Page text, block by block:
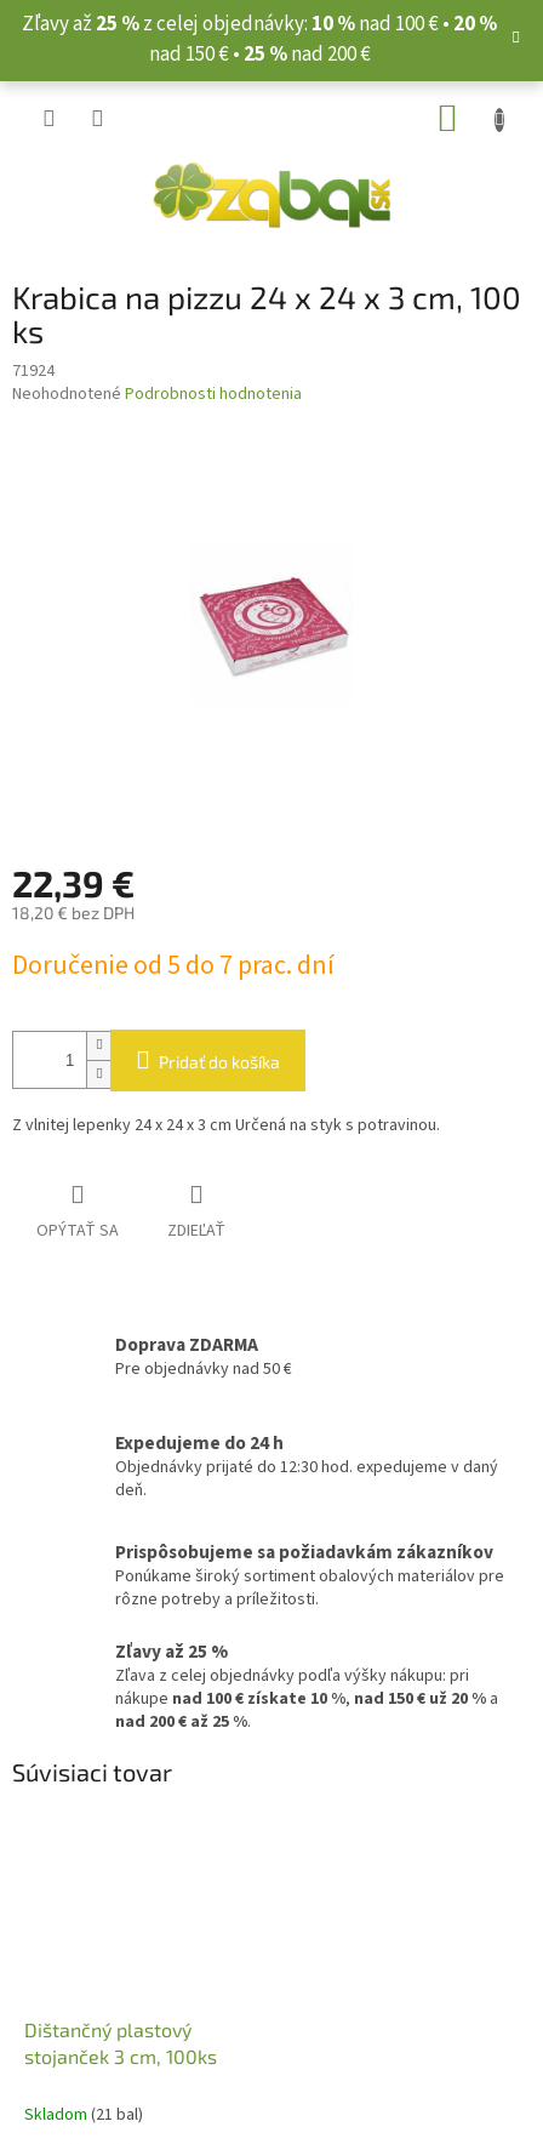
Prejsť
Zľavy až 25 %z celej objednávky: 10 %nad 100 € • 20 %
nad 150 € • 25 %nad 200 €
Krabica na pizzu 24 x 24 x 3 cm, 100
ks
71924
Priemerné
Neohodnotené Podrobnosti hodnotenia
22,39 €
18,20 € bez DPH
cena:
Doručenie od 5 do 7 prac. dní
Pridať do košíka
Z vlnitej lepenky 24 x 24 x 3 cm Určená na styk s potravinou.
OPÝTAŤ SA ZDIEĽAŤ
Doprava ZDARMA
Pre objednávky nad 50 €
Expedujeme do 24 h
Objednávky prijaté do 12:30 hod. expedujeme v daný
deň.
Prispôsobujeme sa požiadavkám zákazníkov
Ponúkame široký sortiment obalových materiálov pre
rôzne potreby a príležitosti.
Zľavy až 25 %
Zľava z celej objednávky podľa výšky nákupu: pri
nákupe nad 100 € získate 10 %, nad 150 € už 20 % a
nad 200 € až 25 %.
Súvisiaci tovar
Dištančný plastový
stojanček 3 cm, 100ks
Skladom (21 bal)